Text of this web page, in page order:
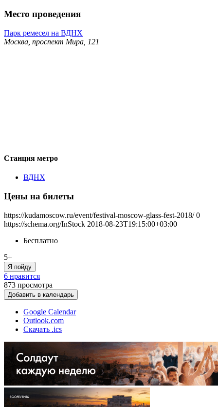
Место проведения
Парк ремесел на ВДНХ
Москва, проспект Мира, 121
Станция метро
ВДНХ
Цены на билеты
https://kudamoscow.ru/event/festival-moscow-glass-fest-2018/ 0
https://schema.org/InStock 2018-08-23T19:15:00+03:00
Бесплатно
5+
Я пойду
6 нравится
873 просмотра
Добавить в календарь
Google Calendar
Outlook.com
Скачать .ics